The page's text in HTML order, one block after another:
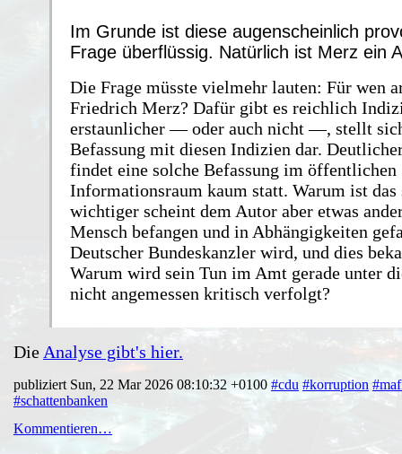
Im Grunde ist diese augenscheinlich
Frage überflüssig. Natürlich ist Merz ein
Die Frage müsste vielmehr lauten: Für wen
Friedrich Merz? Dafür gibt es reichlich
erstaunlicher — oder auch nicht —, stellt
Befassung mit diesen Indizien dar.
findet eine solche Befassung im öffentlichen
Informationsraum kaum statt. Warum ist das
wichtiger scheint dem Autor aber etwas
Mensch befangen und in Abhängigkeiten
Deutscher Bundeskanzler wird, und dies
Warum wird sein Tun im Amt gerade unter
nicht angemessen kritisch verfolgt?
Die Analyse gibt's hier.
publiziert Sun, 22 Mar 2026 08:10:32 +0100 #cdu #korruption
#schattenbanken
Kommentieren…